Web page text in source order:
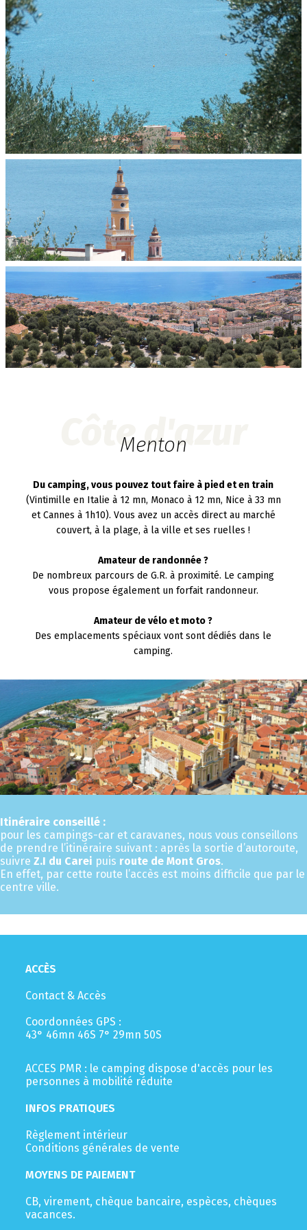
Côte d'azur
Menton
Du camping, vous pouvez tout faire à pied et en train
(Vintimille en Italie à 12 mn, Monaco à 12 mn, Nice à 33 mn
et Cannes à 1h10). Vous avez un accès direct au marché
couvert, à la plage, à la ville et ses ruelles !
Amateur de randonnée ?
De nombreux parcours de G.R. à proximité. Le camping
vous propose également un forfait randonneur.
Amateur de vélo et moto ?
Des emplacements spéciaux vont sont dédiés dans le
camping.
Itinéraire conseillé :
pour les campings-car et caravanes, nous vous conseillons
de prendre l’itinéraire suivant : après la sortie d’autoroute,
suivre Z.I du Carei puis route de Mont Gros.
En effet, par cette route l’accès est moins difficile que par le
centre ville.
ACCÈS
Contact & Accès
Coordonnées GPS :
43° 46mn 46S 7° 29mn 50S
ACCES PMR : le camping dispose d'accès pour les
personnes à mobilité réduite
INFOS PRATIQUES
Règlement intérieur
Conditions générales de vente
MOYENS DE PAIEMENT
CB, virement, chèque bancaire, espèces, chèques
vacances.